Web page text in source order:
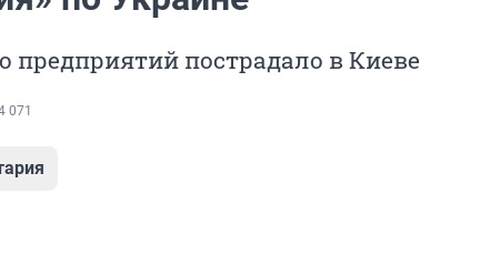
предприятий пострадало в Киеве
071